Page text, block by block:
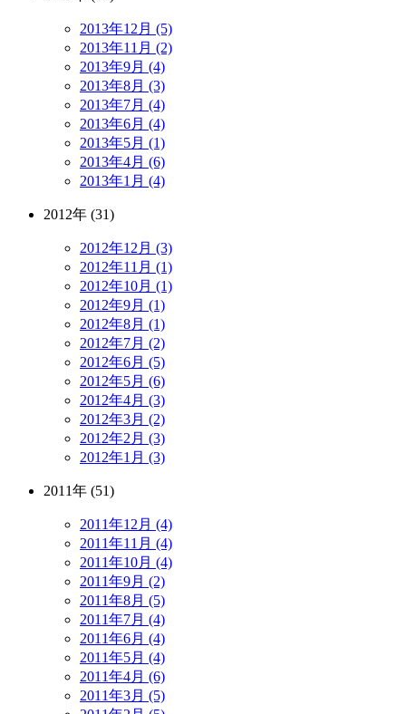
2013年12月 (5)
2013年11月 (2)
2013年9月 (4)
2013年8月 (3)
2013年7月 (4)
2013年6月 (4)
2013年5月 (1)
2013年4月 (6)
2013年1月 (4)
2012年 (31)
2012年12月 (3)
2012年11月 (1)
2012年10月 (1)
2012年9月 (1)
2012年8月 (1)
2012年7月 (2)
2012年6月 (5)
2012年5月 (6)
2012年4月 (3)
2012年3月 (2)
2012年2月 (3)
2012年1月 (3)
2011年 (51)
2011年12月 (4)
2011年11月 (4)
2011年10月 (4)
2011年9月 (2)
2011年8月 (5)
2011年7月 (4)
2011年6月 (4)
2011年5月 (4)
2011年4月 (6)
2011年3月 (5)